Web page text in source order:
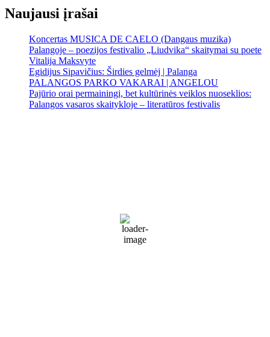
Naujausi įrašai
Koncertas MUSICA DE CAELO (Dangaus muzika)
Palangoje – poezijos festivalio „Liudvika“ skaitymai su poete
Vitalija Maksvyte
Egidijus Sipavičius: Širdies gelmėj | Palanga
PALANGOS PARKO VAKARAI | ANGELOU
Pajūrio orai permainingi, bet kultūrinės veiklos nuoseklios:
Palangos vasaros skaitykloje – literatūros festivalis
78 %
1022 mb